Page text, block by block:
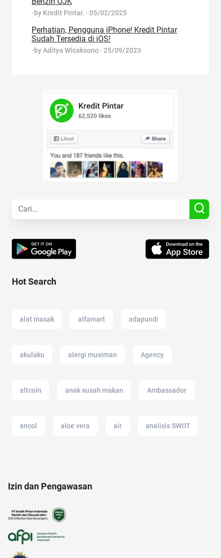
-by Kredit Pintar. · 05/02/2025
Perhatian, Pengguna iPhone! Kredit Pintar
Sudah Tersedia di iOS!
-byAditya Wicaksono · 25/09/2023
Hot Search
alat masak alfamart adapundi
akulaku alergi musiman Agency
altcoin anak susah makan Ambassador
ancol aloe vera air analisis SWOT
amazon prime indonesia
Izin dan Pengawasan